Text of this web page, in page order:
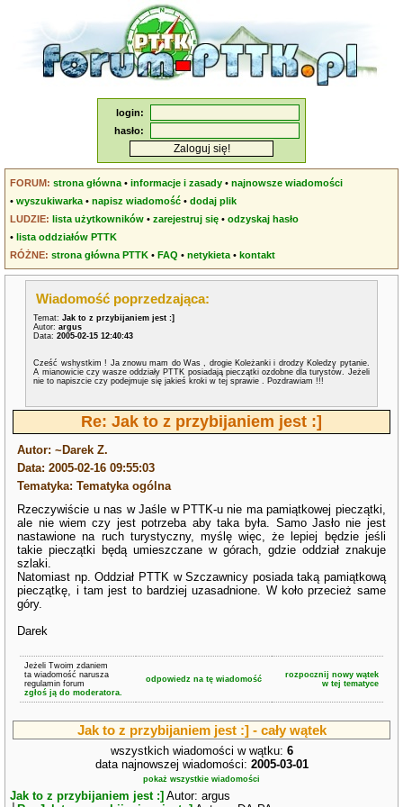
login:
hasło:
FORUM: strona główna •informacje i zasady •najnowsze wiadomości
•wyszukiwarka •napisz wiadomość •dodaj plik
LUDZIE: lista użytkowników •zarejestruj się •odzyskaj hasło
•lista oddziałów PTTK
RÓŻNE: strona główna PTTK •FAQ •netykieta •kontakt
Wiadomość poprzedzająca:
Temat:Jak to z przybijaniem jest :]
Autor:argus
Data:2005-02-15 12:40:43
Cześć wshystkim ! Ja znowu mam do Was , drogie Koleżanki i drodzy Koledzy pytanie.
A mianowicie czy wasze oddziały PTTK posiadają pieczątki ozdobne dla turystów. Jeżeli
nie to napiszcie czy podejmuje się jakieś kroki w tej sprawie . Pozdrawiam !!!
Re: Jak to z przybijaniem jest :]
Autor: ~Darek Z.
Data: 2005-02-16 09:55:03
Tematyka: Tematyka ogólna
Rzeczywiście u nas w Jaśle w PTTK-u nie ma pamiątkowej pieczątki,
ale nie wiem czy jest potrzeba aby taka była. Samo Jasło nie jest
nastawione na ruch turystyczny, myślę więc, że lepiej będzie jeśli
takie pieczątki będą umieszczane w górach, gdzie oddział znakuje
szlaki.
Natomiast np. Oddział PTTK w Szczawnicy posiada taką pamiątkową
pieczątkę, i tam jest to bardziej uzasadnione. W koło przecież same
góry.
Darek
Jeżeli Twoim zdaniem
ta wiadomość narusza
regulamin forum
zgłoś ją do moderatora.
odpowiedz na tę wiadomość
rozpocznij nowy wątek
w tej tematyce
Jak to z przybijaniem jest :] - cały wątek
wszystkich wiadomości w wątku: 6
data najnowszej wiadomości: 2005-03-01
pokaż wszystkie wiadomości
Jak to z przybijaniem jest :] Autor: argus